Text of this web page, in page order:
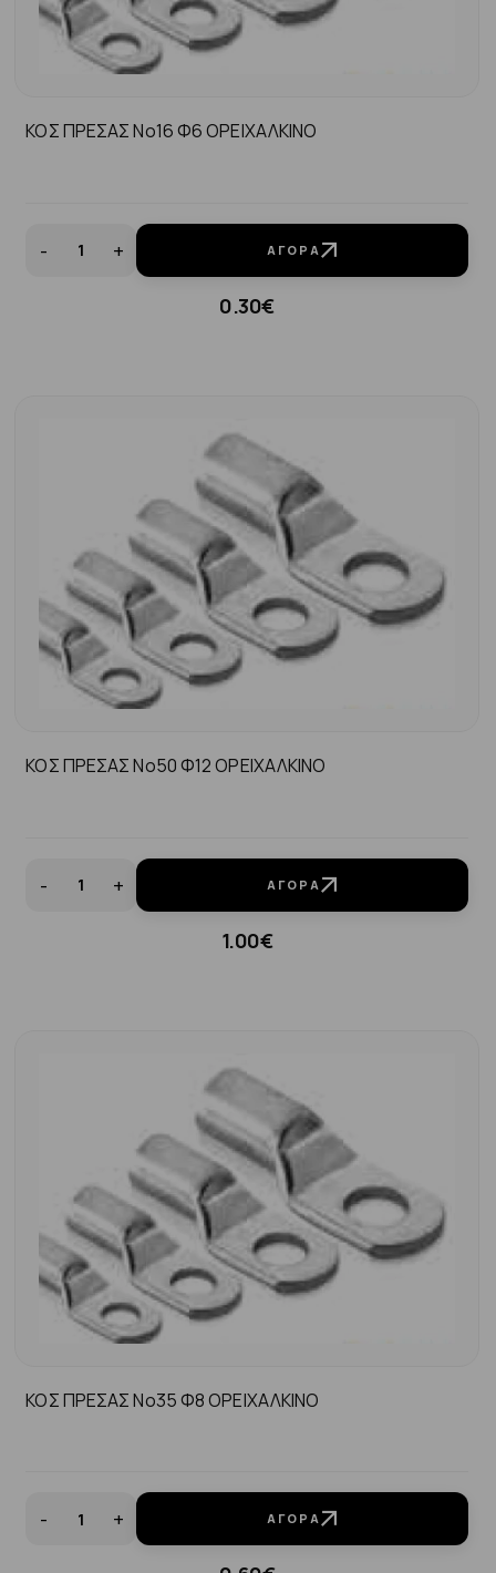
ΚΟΣ ΠΡΕΣΑΣ Νο16 Φ6 ΟΡΕΙΧΑΛΚΙΝΟ
- + ΑΓΟΡΆ
0.30€
ΚΟΣ ΠΡΕΣΑΣ Νο50 Φ12 ΟΡΕΙΧΑΛΚΙΝΟ
- + ΑΓΟΡΆ
1.00€
ΚΟΣ ΠΡΕΣΑΣ Νο35 Φ8 ΟΡΕΙΧΑΛΚΙΝΟ
- + ΑΓΟΡΆ